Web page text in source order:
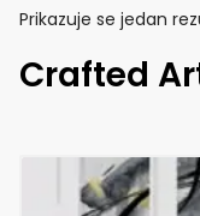
Prikazuje se jedan
Crafted
proizvod